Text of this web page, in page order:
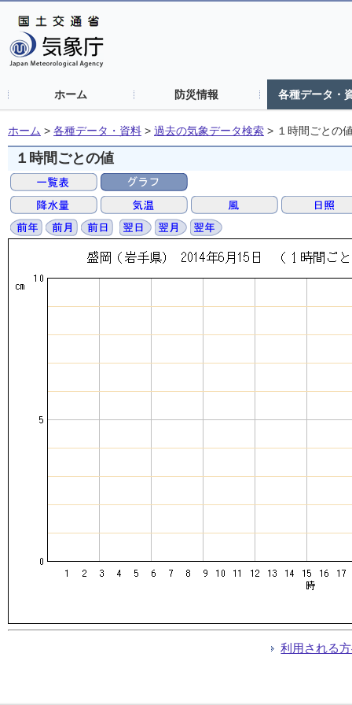
ホーム 防災情報 各種データ・
ホーム > 各種データ・資料 > 過去の気象データ検索 > １時間ごとの
１時間ごとの値
利用される